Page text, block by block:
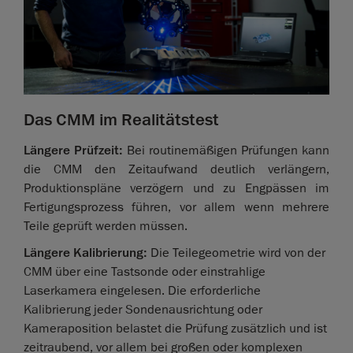
Das CMM im Realitätstest
Längere Prüfzeit: Bei routinemäßigen Prüfungen kann
die CMM den Zeitaufwand deutlich verlängern,
Produktionspläne verzögern und zu Engpässen im
Fertigungsprozess führen, vor allem wenn mehrere
Teile geprüft werden müssen.
Längere Kalibrierung: Die Teilegeometrie wird von der
CMM über eine Tastsonde oder einstrahlige
Laserkamera eingelesen. Die erforderliche
Kalibrierung jeder Sondenausrichtung oder
Kameraposition belastet die Prüfung zusätzlich und ist
zeitraubend, vor allem bei großen oder komplexen